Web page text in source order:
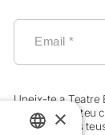
Uneix-te a
exclusives al
en funció dels
×